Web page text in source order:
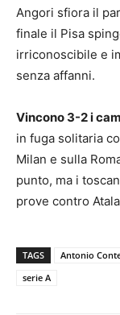
Angori sfiora il
finale il Pisa
irriconoscibile e
senza affanni.
Vincono 3-2 i
in fuga solitaria
Milan e sulla
punto, ma i
prove contro
TAGS Antonio
serie A